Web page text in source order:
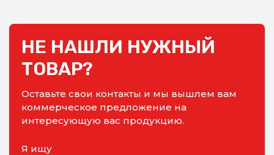
НЕ НАШЛИ НУЖНЫЙ
ТОВАР?
Оставьте свои контакты и мы вышлем вам
коммерческое предложение на
интересующую вас продукцию.
Я ищу